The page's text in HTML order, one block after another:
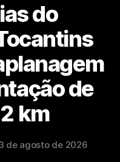
do
de
km
de agosto de 2026